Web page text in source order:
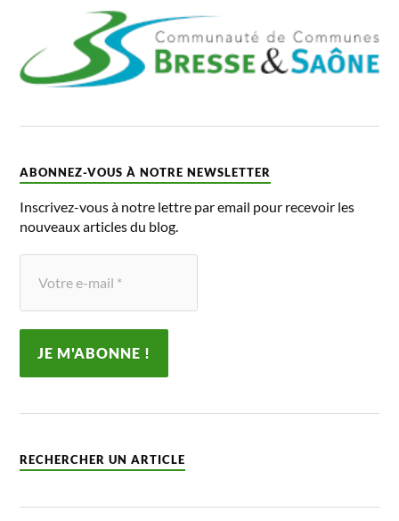
ABONNEZ-VOUS À NOTRE NEWSLETTER
Inscrivez-vous à notre lettre par email pour recevoir les
nouveaux articles du blog.
RECHERCHER UN ARTICLE